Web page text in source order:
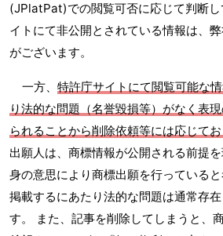
(JPlatPat)での閲覧可否に応じて判断
イトにて非公開とされている情報は、
がございます。
一方、 特許庁サイトにて閲覧可能な
り法的な問題（名誉毀損等）がなく表
られることから削除依頼等には応じて
出願人は、商標情報が公開される前提
身の意思により商標出願を行っている
掲載するにあたり法的な問題は通常存
す。 また、記事を削除してしまうと、